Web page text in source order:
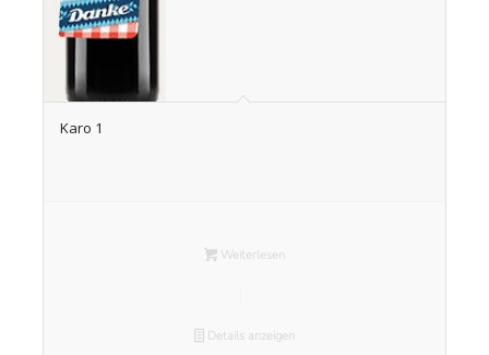
Karo 1
Weiterlesen
Details anzeigen